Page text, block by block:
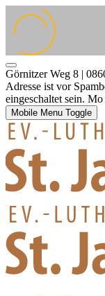
Görnitzer Weg 8 |
Adresse ist vor
eingeschaltet sein. Mo
Mobile Menu Toggle